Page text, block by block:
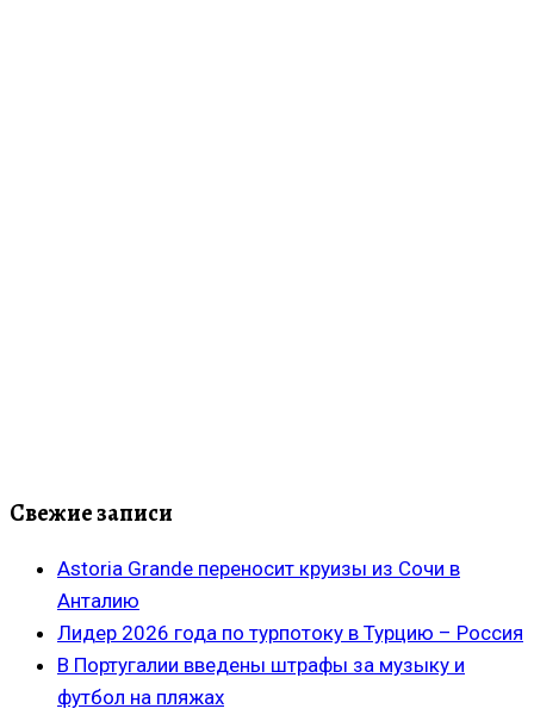
Свежие записи
Astoria Grande переносит круизы из Сочи в
Анталию
Лидер 2026 года по турпотоку в Турцию – Россия
В Португалии введены штрафы за музыку и
футбол на пляжах